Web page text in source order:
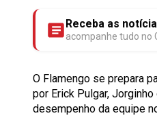
Receba as
acompanhe tudo no
O Flamengo se prepara
por Erick Pulgar,
desempenho da equipe